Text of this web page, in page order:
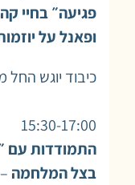
פגיעה״ בחיי
ופאנל על
כיבוד יוגש החל מ-
15:30-17:00
התמודדות עם
בצל המלחמה